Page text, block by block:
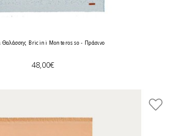
Θαλάσσης Bricini Monterosso - Πράσινο
48,00€